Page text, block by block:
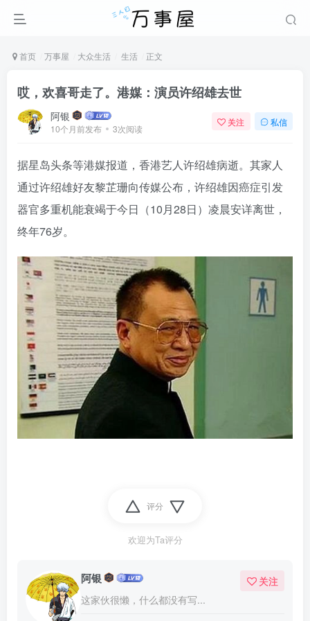
首页 万事屋 大众生活 生活 正文
哎，欢喜哥走了。港媒：演员许绍雄去世
阿银
10个月前发布 3次阅读
关注 私信
据星岛头条等港媒报道，香港艺人许绍雄病逝。其家人
通过许绍雄好友黎芷珊向传媒公布，许绍雄因癌症引发
器官多重机能衰竭于今日（10月28日）凌晨安详离世，
终年76岁。
评分
欢迎为Ta评分
阿银
这家伙很懒，什么都没有写...
关注